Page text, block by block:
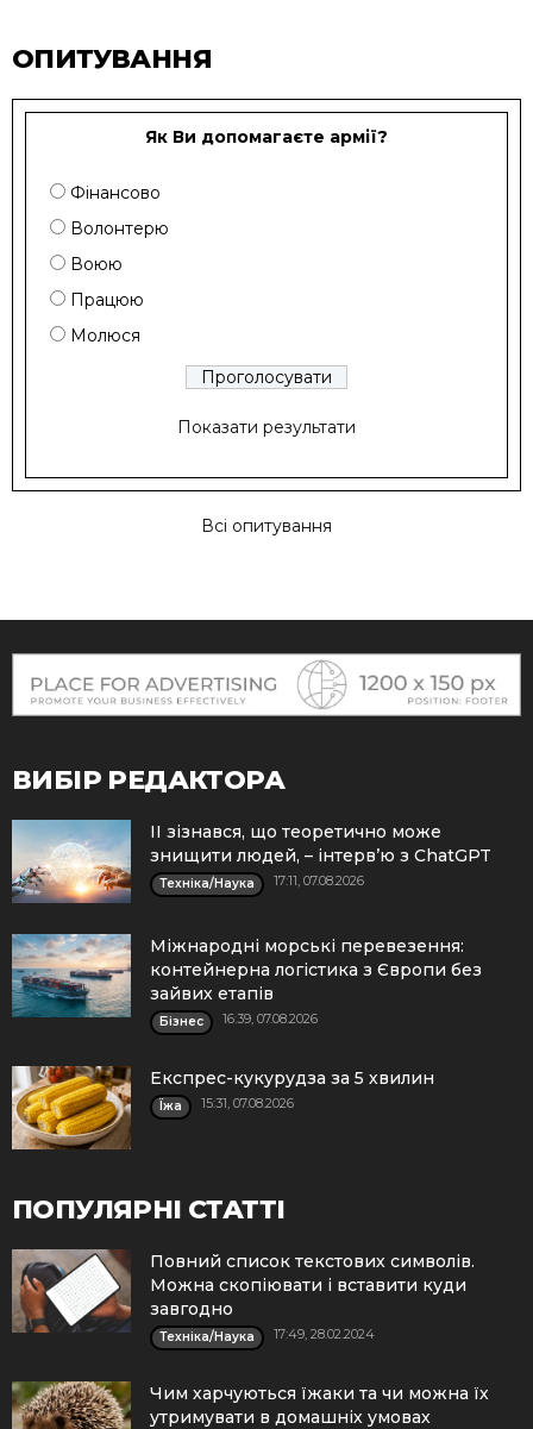
ОПИТУВАННЯ
Як Ви допомагаєте армії?
Фінансово
Волонтерю
Воюю
Працюю
Молюся
Показати результати
Всі опитування
ВИБІР РЕДАКТОРА
ІІ зізнався, що теоретично може
знищити людей, – інтерв’ю з ChatGPT
Техніка/Наука 17:11, 07.08.2026
Міжнародні морські перевезення:
контейнерна логістика з Європи без
зайвих етапів
Бізнес 16:39, 07.08.2026
Експрес-кукурудза за 5 хвилин
Їжа 15:31, 07.08.2026
ПОПУЛЯРНІ СТАТТІ
Повний список текстових символів.
Можна скопіювати і вставити куди
завгодно
Техніка/Наука 17:49, 28.02.2024
Чим харчуються їжаки та чи можна їх
утримувати в домашніх умовах